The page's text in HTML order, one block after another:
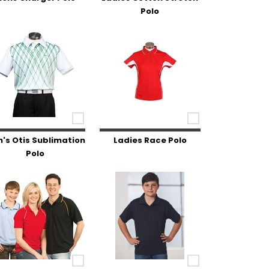
Polo
Otis Sublimation
Polo
Ladies Race Polo